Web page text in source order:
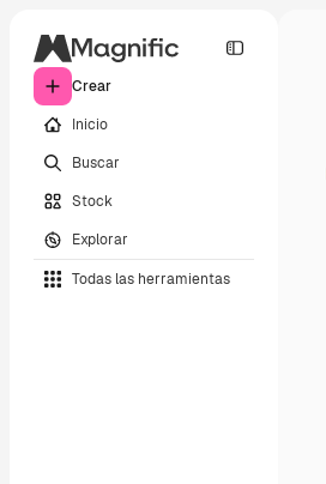
Crear
Inicio
Buscar
Stock
Explorar
Todas las herramientas